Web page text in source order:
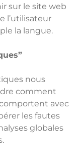
sur le site web
l’utilisateur
la langue.
nous
comment
avec
les fautes
globales